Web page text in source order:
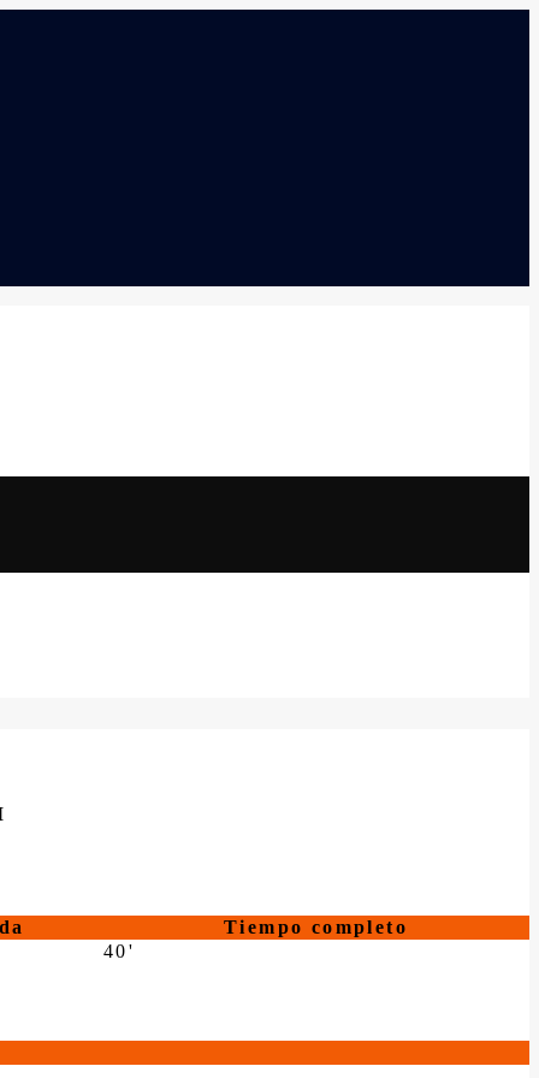
Tiempo completo
40'